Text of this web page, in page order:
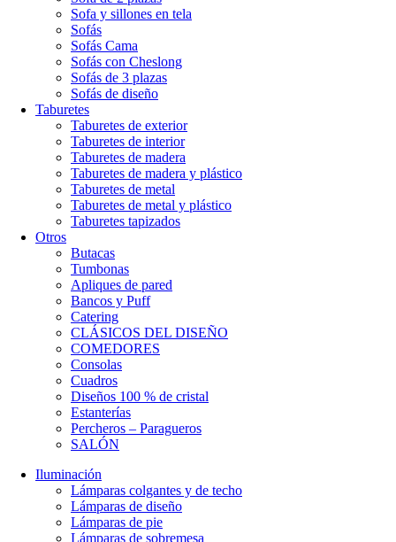
Sofa y sillones en tela
Sofás
Sofás Cama
Sofás con Cheslong
Sofás de 3 plazas
Sofás de diseño
Taburetes
Taburetes de exterior
Taburetes de interior
Taburetes de madera
Taburetes de madera y plástico
Taburetes de metal
Taburetes de metal y plástico
Taburetes tapizados
Otros
Butacas
Tumbonas
Apliques de pared
Bancos y Puff
Catering
CLÁSICOS DEL DISEÑO
COMEDORES
Consolas
Cuadros
Diseños 100 % de cristal
Estanterías
Percheros – Paragueros
SALÓN
Iluminación
Lámparas colgantes y de techo
Lámparas de diseño
Lámparas de pie
Lámparas de sobremesa